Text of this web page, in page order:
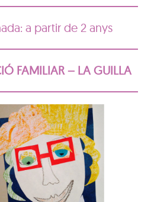
a partir de 2 anys
FAMILIAR – LA GUILLA